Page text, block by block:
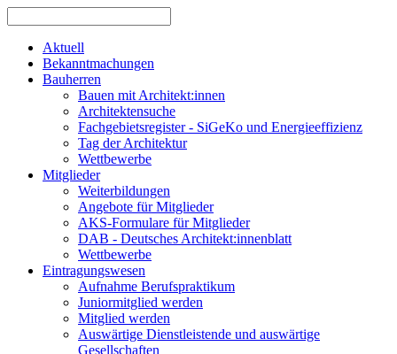
Aktuell
Bekanntmachungen
Bauherren
Bauen mit Architekt:innen
Architektensuche
Fachgebietsregister - SiGeKo und Energieeffizienz
Tag der Architektur
Wettbewerbe
Mitglieder
Weiterbildungen
Angebote für Mitglieder
AKS-Formulare für Mitglieder
DAB - Deutsches Architekt:innenblatt
Wettbewerbe
Eintragungswesen
Aufnahme Berufspraktikum
Juniormitglied werden
Mitglied werden
Auswärtige Dienstleistende und auswärtige
Gesellschaften